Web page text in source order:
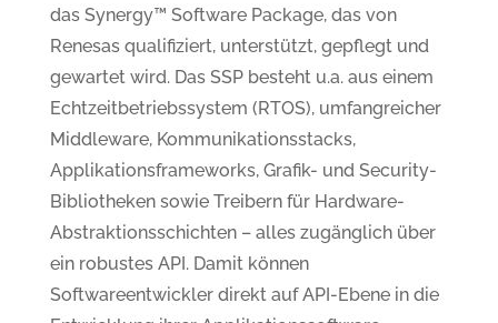
das Synergy™ Software Package, das von
Renesas qualifiziert, unterstützt, gepflegt und
gewartet wird. Das SSP besteht u.a. aus einem
Echtzeitbetriebssystem (RTOS), umfangreicher
Middleware, Kommunikationsstacks,
Applikationsframeworks, Grafik- und Security-
Bibliotheken sowie Treibern für Hardware-
Abstraktionsschichten – alles zugänglich über
ein robustes API. Damit können
Softwareentwickler direkt auf API-Ebene in die